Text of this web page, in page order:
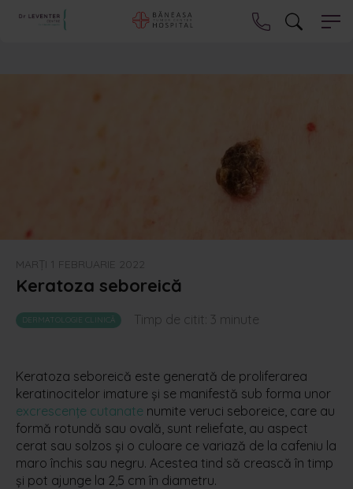
MARȚI 1 FEBRUARIE 2022
Keratoza seboreică
DERMATOLOGIE CLINICĂ Timp de citit: 3 minute
Keratoza seboreică este generată de proliferarea
keratinocitelor imature și se manifestă sub forma unor
excrescențe cutanate numite veruci seboreice, care au
formă rotundă sau ovală, sunt reliefate, au aspect
cerat sau solzos și o culoare ce variază de la cafeniu la
maro închis sau negru. Acestea tind să crească în timp
și pot ajunge la 2,5 cm în diametru.